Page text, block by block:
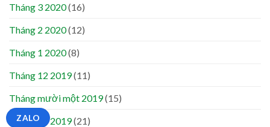
Tháng 3 2020(16)
Tháng 2 2020(12)
Tháng 1 2020(8)
Tháng 12 2019(11)
Tháng mười một 2019(15)
Tháng 10 2019(21)
ZALO